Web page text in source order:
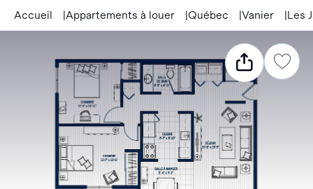
Accueil Appartements à louer Québec Vanier Les